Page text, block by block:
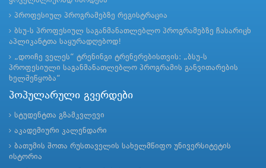
პროფესიულ პროგრამებზე რეგისტრაცია
ბსუ-ს პროფესიულ საგანმანათლებლო პროგრამებზე ჩასარიცხ
აპლიკანტთა საყურადღებოდ!
„დოიჩე ველეს“ ტრენინგი ტრენერებისთვის: „ბსუ-ს
პროფესიული საგანმანათლებლო პროგრამის განვითარების
ხელშეწყობა“
პოპულარული გვერდები
სტუდენტთა გზამკვლევი
აკადემიური კალენდარი
ბათუმის შოთა რუსთაველის სახელმწიფო უნივერსიტეტის
ისტორია